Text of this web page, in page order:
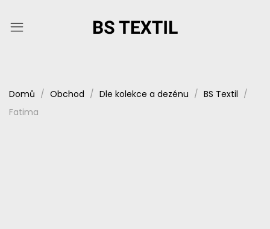
Domů Obchod Dle kolekce a dezénu
BS Textil
Fatima